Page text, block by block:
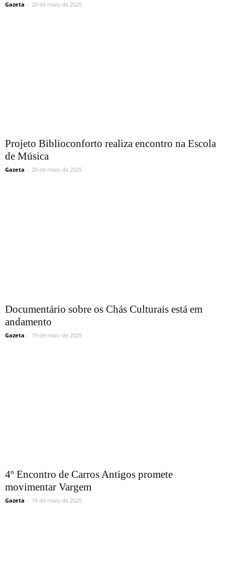
Gazeta - 20 de maio de 2025
Projeto Biblioconforto realiza encontro na Escola
de Música
Gazeta - 20 de maio de 2025
Documentário sobre os Chás Culturais está em
andamento
Gazeta - 19 de maio de 2025
4º Encontro de Carros Antigos promete
movimentar Vargem
Gazeta - 19 de maio de 2025